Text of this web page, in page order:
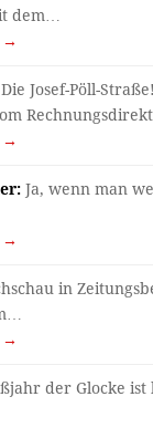
dem…
→
Die Josef-Pöll-
→
Ja, wenn man
→
in
→
der Glocke ist